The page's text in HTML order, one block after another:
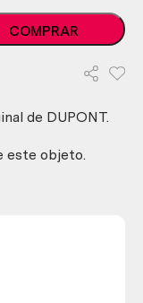
COMPRAR
de DUPONT.
este objeto.